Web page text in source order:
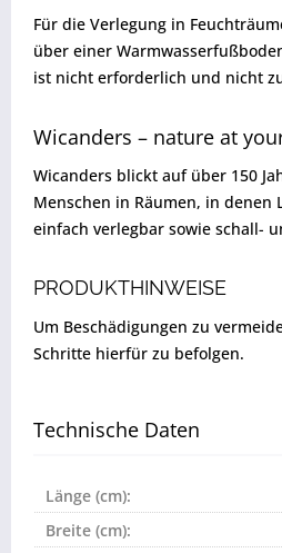
Für die Verlegung in
über einer
ist nicht erforderlich und nicht
Wicanders – nature at
Wicanders blickt auf über 150
Menschen in Räumen, in
einfach verlegbar sowie schall-
PRODUKTHINWEISE
Um Beschädigungen zu
Schritte hierfür zu befolgen.
Technische Daten
Länge (cm):
Breite (cm):